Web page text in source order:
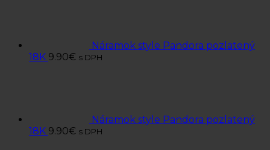
Náramok style Pandora pozlatený
18K 9.90€ s DPH
Náramok style Pandora pozlatený
18K 9.90€ s DPH